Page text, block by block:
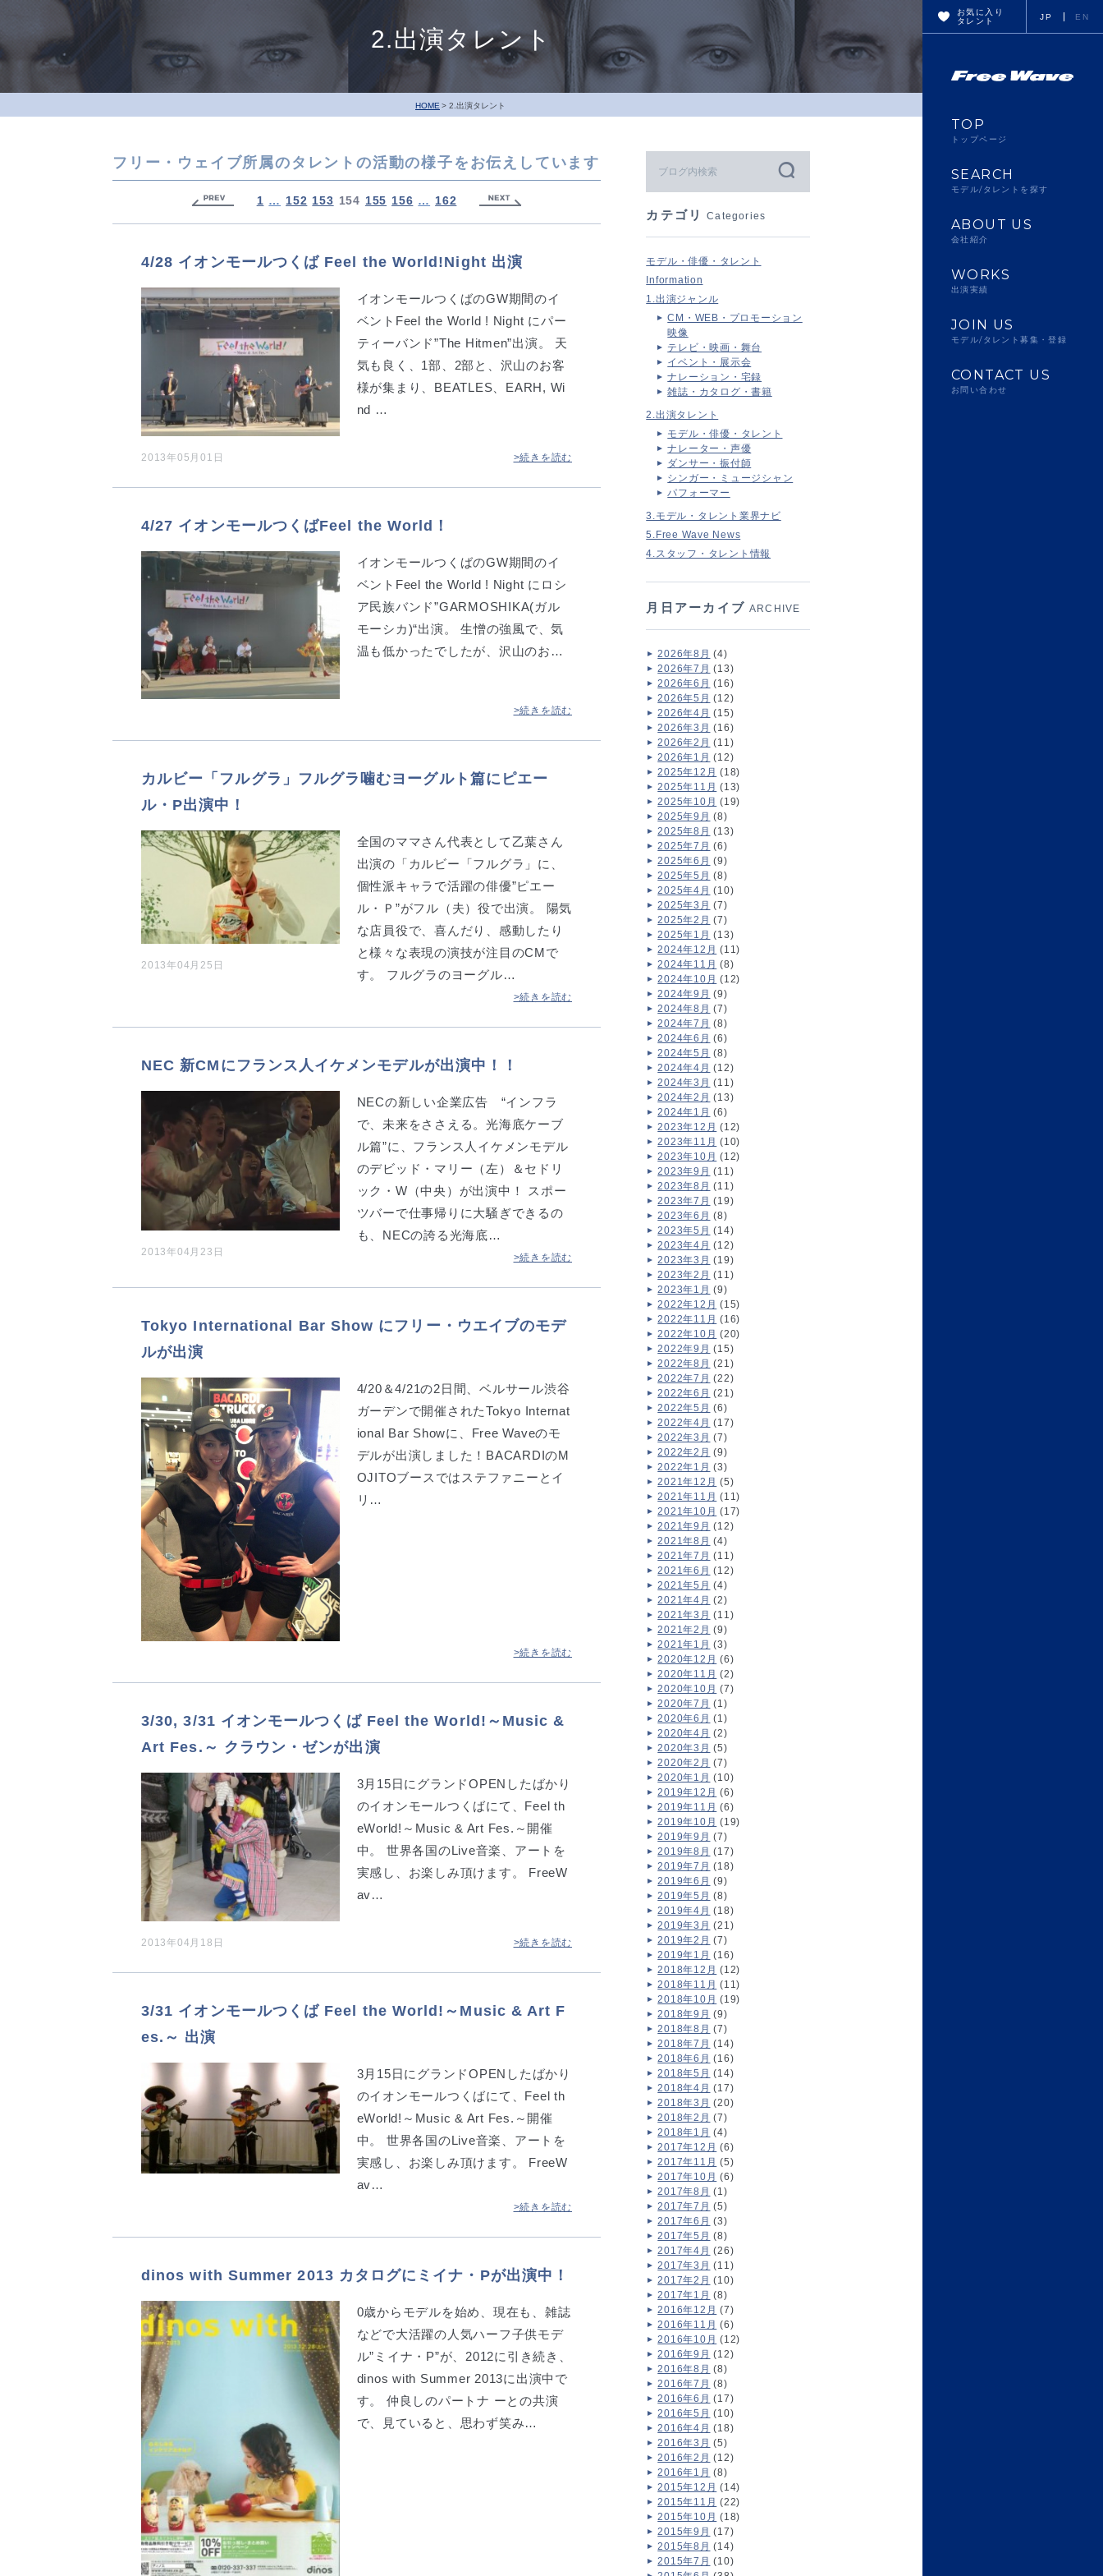
2.出演タレント
HOME 2.出演タレント
フリー・ウェイブ所属のタレントの活動の様子をお伝えしています
1 … 152 153 154 155 156 … 162
4/28 イオンモールつくば Feel the World!Night 出演
2013年05月01日
イオンモールつくばのGW期間のイ
ベントFeel the World ! Night にパー
ティーバンド”The Hitmen”出演。 天
気も良く、1部、2部と、沢山のお客
様が集まり、BEATLES、EARH, Wi
nd …
>続きを読む
4/27 イオンモールつくばFeel the World！
イオンモールつくばのGW期間のイ
ベントFeel the World ! Night にロシ
ア民族バンド”GARMOSHIKA(ガル
モーシカ)“出演。 生憎の強風で、気
温も低かったでしたが、沢山のお…
>続きを読む
カルビー「フルグラ」フルグラ噛むヨーグルト篇にピエー
ル・P出演中！
2013年04月25日
全国のママさん代表として乙葉さん
出演の「カルビー「フルグラ」に、
個性派キャラで活躍の俳優”ピエー
ル・Ｐ”がフル（夫）役で出演。 陽気
な店員役で、喜んだり、感動したり
と様々な表現の演技が注目のCMで
す。 フルグラのヨーグル…
>続きを読む
NEC 新CMにフランス人イケメンモデルが出演中！！
2013年04月23日
NECの新しい企業広告 “インフラ
で、未来をささえる。光海底ケーブ
ル篇”に、フランス人イケメンモデル
のデビッド・マリー（左）＆セドリ
ック・W（中央）が出演中！ スポー
ツバーで仕事帰りに大騒ぎできるの
も、NECの誇る光海底…
>続きを読む
Tokyo International Bar Show にフリー・ウエイブのモデ
ルが出演
4/20＆4/21の2日間、ベルサール渋谷
ガーデンで開催されたTokyo Internat
ional Bar Showに、Free Waveのモ
デルが出演しました！BACARDIのM
OJITOブースではステファニーとイ
リ…
>続きを読む
3/30, 3/31 イオンモールつくば Feel the World!～Music &
Art Fes.～ クラウン・ゼンが出演
2013年04月18日
3月15日にグランドOPENしたばかり
のイオンモールつくばにて、Feel th
eWorld!～Music & Art Fes.～開催
中。 世界各国のLive音楽、アートを
実感し、お楽しみ頂けます。 FreeW
av…
>続きを読む
3/31 イオンモールつくば Feel the World!～Music & Art F
es.～ 出演
3月15日にグランドOPENしたばかり
のイオンモールつくばにて、Feel th
eWorld!～Music & Art Fes.～開催
中。 世界各国のLive音楽、アートを
実感し、お楽しみ頂けます。 FreeW
av…
>続きを読む
dinos with Summer 2013 カタログにミイナ・Pが出演中！
0歳からモデルを始め、現在も、雑誌
などで大活躍の人気ハーフ子供モデ
ル”ミイナ・P”が、2012に引き続き、
dinos with Summer 2013に出演中で
す。 仲良しのパートナ ーとの共演
で、見ていると、思わず笑み…
カテゴリ Categories
モデル・俳優・タレント
Information
1.出演ジャンル
CM・WEB・プロモーション
映像
テレビ・映画・舞台
イベント・展示会
ナレーション・宅録
雑誌・カタログ・書籍
2.出演タレント
モデル・俳優・タレント
ナレーター・声優
ダンサー・振付師
シンガー・ミュージシャン
パフォーマー
3.モデル・タレント業界ナビ
5.Free Wave News
4.スタッフ・タレント情報
月日アーカイブ ARCHIVE
2026年8月 (4)
2026年7月 (13)
2026年6月 (16)
2026年5月 (12)
2026年4月 (15)
2026年3月 (16)
2026年2月 (11)
2026年1月 (12)
2025年12月 (18)
2025年11月 (13)
2025年10月 (19)
2025年9月 (8)
2025年8月 (13)
2025年7月 (6)
2025年6月 (9)
2025年5月 (8)
2025年4月 (10)
2025年3月 (7)
2025年2月 (7)
2025年1月 (13)
2024年12月 (11)
2024年11月 (8)
2024年10月 (12)
2024年9月 (9)
2024年8月 (7)
2024年7月 (8)
2024年6月 (6)
2024年5月 (8)
2024年4月 (12)
2024年3月 (11)
2024年2月 (13)
2024年1月 (6)
2023年12月 (12)
2023年11月 (10)
2023年10月 (12)
2023年9月 (11)
2023年8月 (11)
2023年7月 (19)
2023年6月 (8)
2023年5月 (14)
2023年4月 (12)
2023年3月 (19)
2023年2月 (11)
2023年1月 (9)
2022年12月 (15)
2022年11月 (16)
2022年10月 (20)
2022年9月 (15)
2022年8月 (21)
2022年7月 (22)
2022年6月 (21)
2022年5月 (6)
2022年4月 (17)
2022年3月 (7)
2022年2月 (9)
2022年1月 (3)
2021年12月 (5)
2021年11月 (11)
2021年10月 (17)
2021年9月 (12)
2021年8月 (4)
2021年7月 (11)
2021年6月 (12)
2021年5月 (4)
2021年4月 (2)
2021年3月 (11)
2021年2月 (9)
2021年1月 (3)
2020年12月 (6)
2020年11月 (2)
2020年10月 (7)
2020年7月 (1)
2020年6月 (1)
2020年4月 (2)
2020年3月 (5)
2020年2月 (7)
2020年1月 (10)
2019年12月 (6)
2019年11月 (6)
2019年10月 (19)
2019年9月 (7)
2019年8月 (17)
2019年7月 (18)
2019年6月 (9)
2019年5月 (8)
2019年4月 (18)
2019年3月 (21)
2019年2月 (7)
2019年1月 (16)
2018年12月 (12)
2018年11月 (11)
2018年10月 (19)
2018年9月 (9)
2018年8月 (7)
2018年7月 (14)
2018年6月 (16)
2018年5月 (14)
2018年4月 (17)
2018年3月 (20)
2018年2月 (7)
2018年1月 (4)
2017年12月 (6)
2017年11月 (5)
2017年10月 (6)
2017年8月 (1)
2017年7月 (5)
2017年6月 (3)
2017年5月 (8)
2017年4月 (26)
2017年3月 (11)
2017年2月 (10)
2017年1月 (8)
2016年12月 (7)
2016年11月 (6)
2016年10月 (12)
2016年9月 (12)
2016年8月 (8)
2016年7月 (8)
2016年6月 (17)
2016年5月 (10)
2016年4月 (18)
2016年3月 (5)
2016年2月 (12)
2016年1月 (8)
2015年12月 (14)
2015年11月 (22)
2015年10月 (18)
2015年9月 (17)
2015年8月 (14)
2015年7月 (10)
お気に入り
タレント
JP EN
TOP
トップページ
SEARCH
モデル/タレントを探す
ABOUT US
会社紹介
WORKS
出演実績
JOIN US
モデル/タレント募集・登録
CONTACT US
お問い合わせ